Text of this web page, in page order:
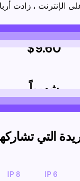
الإنترنت ، زادت
$9.60
شهرياً